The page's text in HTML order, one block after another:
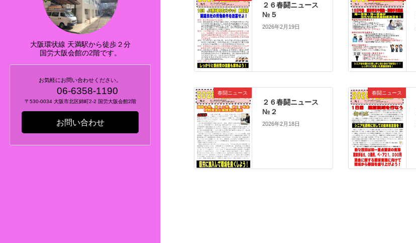
大阪環状線 天満駅から徒歩２分
国労大阪会館の2階です。
お気軽にお問い合わせください。
06-6358-1190
〒530-0034 大阪市北区錦町2-2 国労大阪会館2階
お問い合わせ
２６春闘ニュース
№５
2026年2月19日
春闘ニュース
２６春闘ニュース
№２
2026年2月18日
春闘ニュース